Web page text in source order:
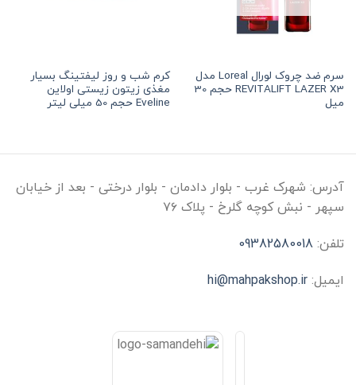
سرم ضد چروک لورال Loreal مدل
REVITALIFT LAZER X3 حجم 30
میل
کرم شب و روز لیفتینگ بسیار
مغذی زیتون زیستی اولاین
Eveline حجم 50 میلی لیتر
هر قسط121,875 تومان • خرید قسطی با
آدرس: شهرک غرب - بلوار دادمان - بلوار درختی - بعد از خیابان
سپهر - نبش کوچه گلرخ - پلاک ۷۶
تلفن: 09382580018
ایمیل: hi@mahpakshop.ir